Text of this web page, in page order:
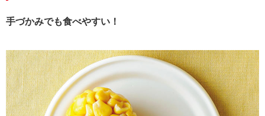
手づかみでも食べやすい！